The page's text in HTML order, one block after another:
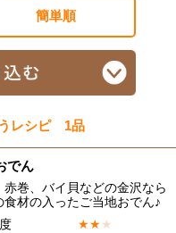
簡単順
うレシピ 1品
でん
赤巻、バイ貝などの金沢なら
食材の入ったご当地おでん♪
★★★